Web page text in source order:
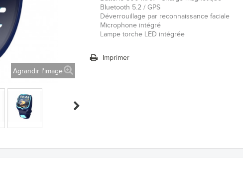
Agrandir l'image
Bluetooth 5.2 / GPS
Déverrouillage par reconnaissance faciale
Microphone intégré
Lampe torche LED intégrée
Imprimer